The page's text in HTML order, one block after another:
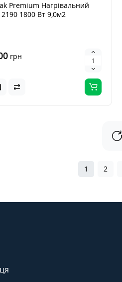
Premium Нагрівальний
2190 1800 Вт 9,0м2
грн
1 2